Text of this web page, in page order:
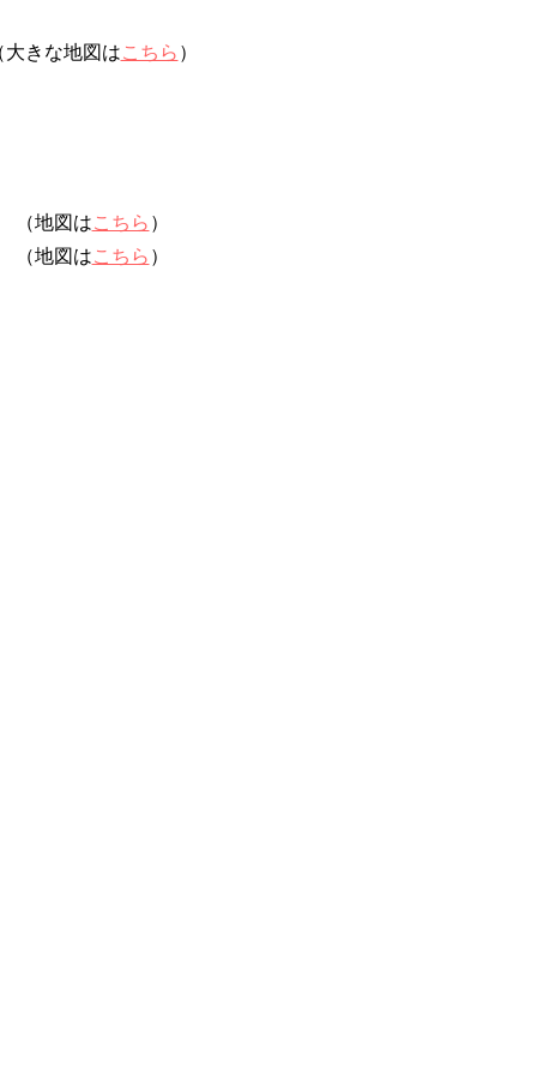
大きな地図はこちら ）
（地図はこちら ）
（地図はこちら ）